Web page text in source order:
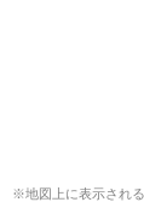
※地図上に表示され